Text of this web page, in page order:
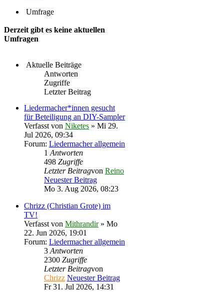
Umfrage
Derzeit gibt es keine aktuellen
Umfragen
Aktuelle Beiträge
Antworten
Zugriffe
Letzter Beitrag
Liedermacher*innen gesucht
für Beteiligung an DIY-Sampler
Verfasst von Niketes » Mi 29.
Jul 2026, 09:34
Forum: Liedermacher allgemein
1 Antworten
498 Zugriffe
Letzter Beitragvon Reino
Neuester Beitrag
Mo 3. Aug 2026, 08:23
Chrizz (Christian Grote) im
TV!
Verfasst von Mithrandir» Mo
22. Jun 2026, 19:01
Forum: Liedermacher allgemein
3 Antworten
2300 Zugriffe
Letzter Beitragvon
Chrizz Neuester Beitrag
Fr 31. Jul 2026, 14:31